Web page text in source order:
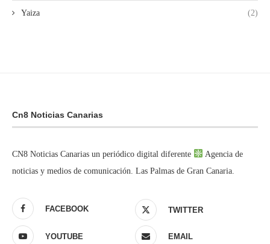
Yaiza (2)
Cn8 Noticias Canarias
CN8 Noticias Canarias un periódico digital diferente
Agencia de
noticias y medios de comunicación. Las Palmas de Gran Canaria.
FACEBOOK TWITTER
YOUTUBE EMAIL